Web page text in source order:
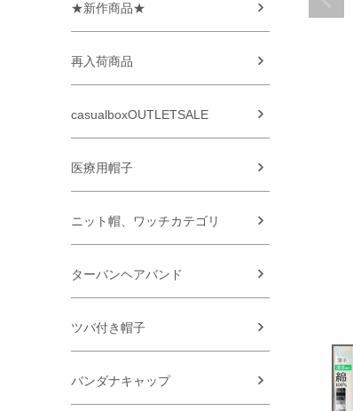
★新作商品★
再入荷商品
casualboxOUTLETSALE
医療用帽子
ニット帽、ワッチカテゴリ
ターバンヘアバンド
ツバ付き帽子
バンダナキャップ